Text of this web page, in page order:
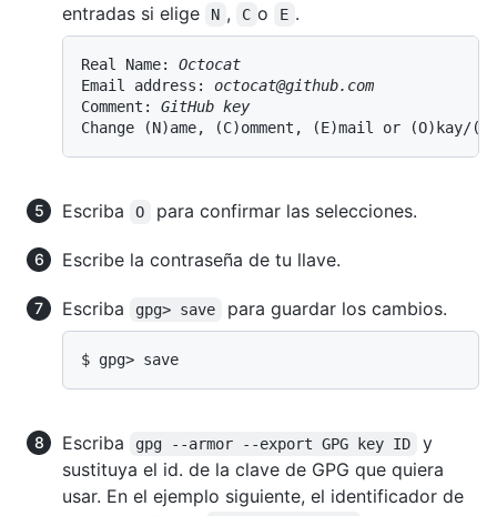
entradas si elige
N , C o E .
Real Name: Octocat
Email address: octocat@github.com
Comment: GitHub key
Change (N)ame, (C)omment, (E)mail or (O)kay/
Escriba O para confirmar las selecciones.
Escribe la contraseña de tu llave.
Escriba gpg> save para guardar los cambios.
$ gpg> save
Escriba gpg --armor --export GPG key ID
y
sustituya el id. de la clave de GPG que quiera
usar. En el ejemplo siguiente, el identificador de